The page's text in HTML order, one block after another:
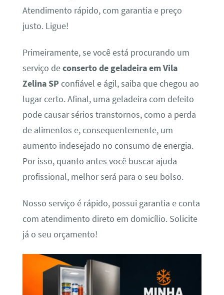
Atendimento rápido, com garantia e preço
justo. Ligue!
Primeiramente, se você está procurando um
serviço deconserto de geladeira em Vila
Zelina SP confiável e ágil, saiba que chegou ao
lugar certo. Afinal, uma geladeira com defeito
pode causar sérios transtornos, como a perda
de alimentos e, consequentemente, um
aumento indesejado no consumo de energia.
Por isso, quanto antes você buscar ajuda
profissional, melhor será para o seu bolso.
Nosso serviço é rápido, possui garantia e conta
com atendimento direto em domicílio. Solicite
já o seu orçamento!